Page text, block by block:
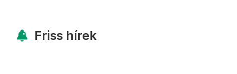
Friss hírek